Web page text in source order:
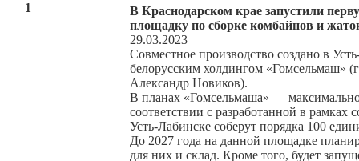
1
В Краснодарском крае запустили
площадку по сборке комбайнов и
29.03.2023
Совместное производство создано в
белорусским холдингом «Гомсельмаш»
Александр Новиков).
В планах «Гомсельмаша» — максимально
соответствии с разработанной в
Усть-Лабинске соберут порядка 100
До 2027 года на данной площадке
для них и склад. Кроме того, будет